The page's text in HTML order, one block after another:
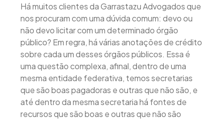
Há muitos clientes da Garrastazu Advogados que
nos procuram com uma dúvida comum: devo ou
não devo licitar com um determinado órgão
público? Em regra, há várias anotações de crédito
sobre cada um desses órgãos públicos. Essa é
uma questão complexa, afinal, dentro de uma
mesma entidade federativa, temos secretarias
que são boas pagadoras e outras que não são, e
até dentro da mesma secretaria há fontes de
recursos que são boas e outras que não são